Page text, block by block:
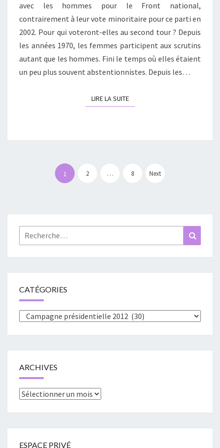
DE
2012
avec les hommes pour le Front national,
contrairement à leur vote minoritaire pour ce parti en
2002. Pour qui voteront-elles au second tour ? Depuis
les années 1970, les femmes participent aux scrutins
autant que les hommes. Fini le temps où elles étaient
un peu plus souvent abstentionnistes. Depuis les…
LIRE LA SUITELIRE LA SUITE
des
1 2 … 8 Next
Rechercher :
CATÉGORIES
Catégories
ARCHIVES
Archives
ESPACE PRIVÉ